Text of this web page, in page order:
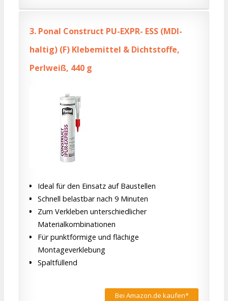
3. Ponal Construct PU-EXPR- ESS (MDI-
haltig) (F) Klebemittel & Dichtstoffe,
Perlweiß, 440 g
Ideal für den Einsatz auf Baustellen
Schnell belastbar nach 9 Minuten
Zum Verkleben unterschiedlicher
Materialkombinationen
Für punktförmige und flächige
Montageverklebung
Spaltfüllend
Bei Amazon.de kaufen*